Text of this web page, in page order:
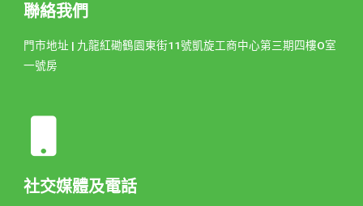
聯絡我們
門市地址 | 九龍紅磡鶴園東街11號凱旋工商中心第三期四樓O室
一號房
社交媒體及電話